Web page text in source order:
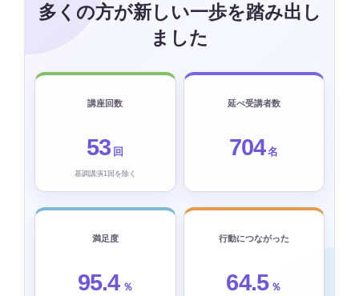
多くの方が新しい一歩を踏み出し
ました
講座回数
53 回
基調講演1回を除く
延べ受講者数
704 名
満足度
95.4 ％
行動につながった
64.5 ％